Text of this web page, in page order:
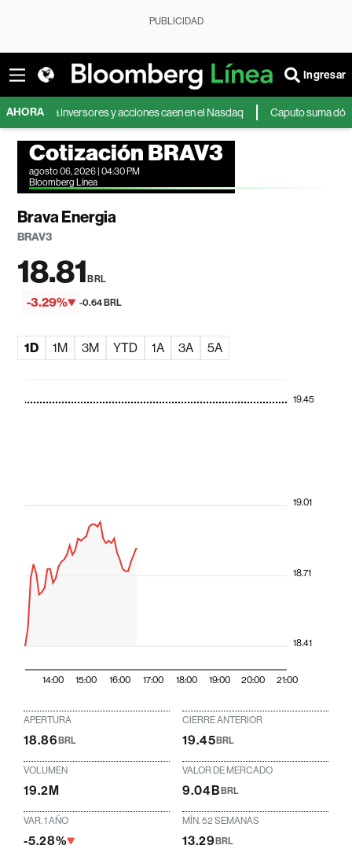
PUBLICIDAD
Ingresar
AHORA
inversores y acciones caen en el Nasdaq Caputo suma dólares
Cotización BRAV3
agosto 06, 2026 | 04:30 PM
Bloomberg Línea
Brava Energia
BRAV3
18.81BRL
-3.29% -0.64 BRL
1D 1M 3M YTD 1A 3A 5A
14:00 15:00 16:00 17:00 18:00 19:00 20:00 21:00
18.41
18.71
19.01
19.45
APERTURA
18.86BRL
CIERRE ANTERIOR
19.45BRL
VOLUMEN
19.2M
VALOR DE MERCADO
9.04BBRL
VAR. 1 AÑO
-5.28%
MÍN. 52 SEMANAS
13.29BRL